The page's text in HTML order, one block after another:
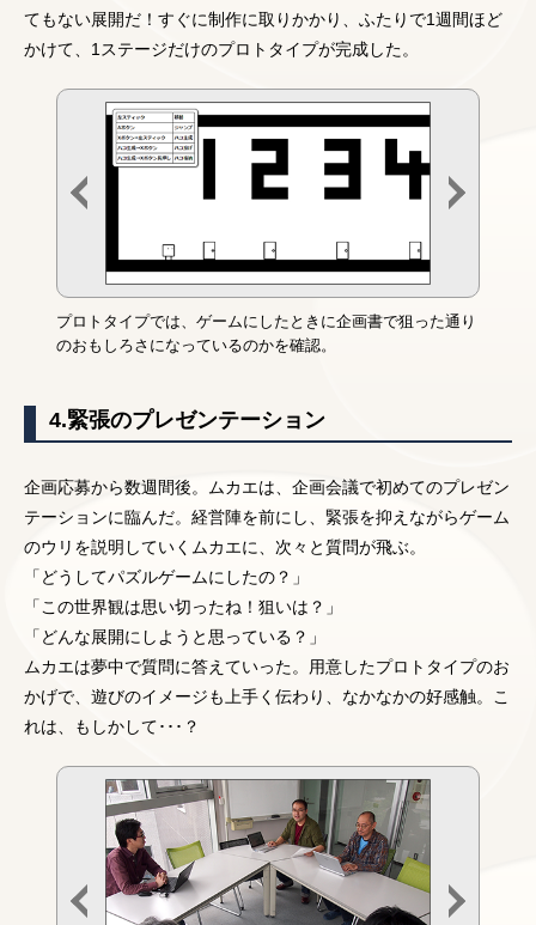
てもない展開だ！すぐに制作に取りかかり、ふたりで1週間ほど
かけて、1ステージだけのプロトタイプが完成した。
プロトタイプでは、ゲームにしたときに企画書で狙った通り
のおもしろさになっているのかを確認。
4.緊張のプレゼンテーション
企画応募から数週間後。ムカエは、企画会議で初めてのプレゼン
テーションに臨んだ。経営陣を前にし、緊張を抑えながらゲーム
のウリを説明していくムカエに、次々と質問が飛ぶ。
「どうしてパズルゲームにしたの？」
「この世界観は思い切ったね！狙いは？」
「どんな展開にしようと思っている？」
ムカエは夢中で質問に答えていった。用意したプロトタイプのお
かげで、遊びのイメージも上手く伝わり、なかなかの好感触。こ
れは、もしかして･･･？